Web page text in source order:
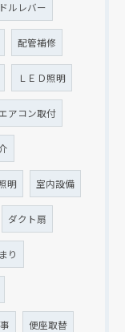
ルレバー
配管補修
ＬＥＤ照明
アコン取付
明 室内設備
ダクト扇
り
便座取替